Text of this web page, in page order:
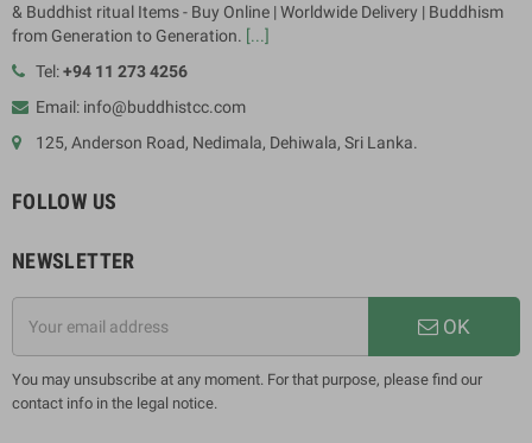
& Buddhist ritual Items - Buy Online | Worldwide Delivery | Buddhism
from Generation to Generation. [...]
Tel:+94 11 273 4256
Email: info@buddhistcc.com
125, Anderson Road, Nedimala, Dehiwala, Sri Lanka.
FOLLOW US
NEWSLETTER
OK
You may unsubscribe at any moment. For that purpose, please find our
contact info in the legal notice.